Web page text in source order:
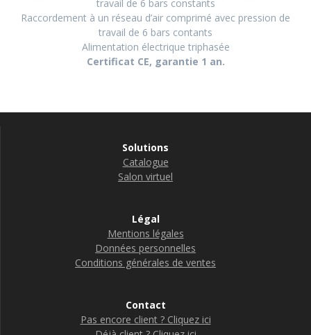
travail de 6 bars constants
Raccordement à un réseau d’air comprimé avec pression de
travail de 6 bars contants
Alimentation électrique triphasée
Certificat CE, garantie 1 an.
Solutions
Catalogue
Salon virtuel
Légal
Mentions légales
Données personnelles
Conditions générales de ventes
Contact
Pas encore client ? Cliquez ici